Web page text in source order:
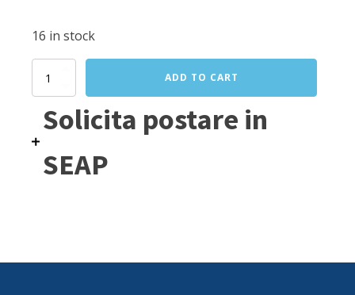
16 in stock
din
sarma,
Hendi,
Inox,
maner
ADD TO CART
Solicita postare in
SEAP